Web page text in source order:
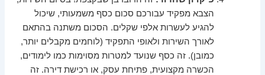
הצבא מפקיד עבורכם סכום כסף משמעותי, שיכול
להגיע לעשרות אלפי שקלים. הסכום משתנה בהתאם
לאורך השירות ולאופי התפקיד (לוחמים מקבלים יותר,
כמובן). זה כסף שנועד למטרות מסוימות כמו לימודים,
הכשרה מקצועית, פתיחת עסק, או רכישת דירה. זה